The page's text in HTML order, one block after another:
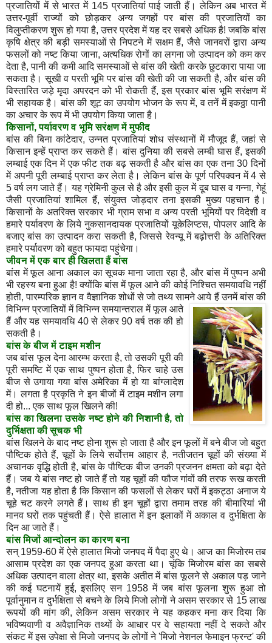
प्रजातियों में से भारत में 145 प्रजातियां पाई जाती हैं। लेकिन अब भारत में
उत्तर-पूर्वी राज्यों को छोड़कर अन्य जगहों पर बांस की प्रजातियों का
विलुप्तीकरण शुरू हो गया है, उत्तर प्रदेश में यह दर सबसे अधिक है! जबकि बांस
कृषि क्षेत्र की बड़ी समस्याओं से निपटने में सक्षम हैं, जैसे जानवरों द्वारा अन्य
फसलों को नष्ट किया जाना, अत्यधिक रोगों का लगना जो उत्पादन को कम कर
देता है, पानी की कमी आदि समस्याओं से बांस की खेती करके छुटकारा पाया जा
सकता है। सूखी व परती भूमि पर बांस की खेती की जा सकती है, और बांस की
विस्तारित जड़े मृदा अपरदन को भी रोकती हैं, इस प्रकार बांस भूमि सरंक्षण में
भी सहायक है। बांस की शूट का उपयोग भोजन के रूप में, व तनें में इकठ्ठा पानी
का अचार के रूप में भी उपयोग किया जाता है।
किसानों,पर्यावरण व भूमि सरंक्षण में मुफीद
बांस की बिना कांटेदार, उन्नत प्रजातियां शोध संस्थानों में मौजूद हैं, जहां से
किसान इन्हें प्राप्त कर सकते हैं। बांस दुनिया की सबसे लम्बी घास हैं, इसकी
लम्बाई एक दिन में एक फीट तक बढ़ सकती है और बांस का एक तना 30 दिनों
में अपनी पूरी लम्बाई प्राप्त कर लेता है। लेकिन बांस के पूर्ण परिपक्वन में 4 से
5 वर्ष लग जाते हैं। यह ग्रेमिनी कुल से है और इसी कुल में दूब घास व गन्ना, गेहूं
जैसी प्रजातियां शामिल हैं, संयुक्त जोड़दार तना इसकी मुख्य पहचान है।
किसानों के अतरिक्त सरकार भी ग्राम सभा व अन्य परती भूमियों पर विदेशी व
हमारे पर्यावरण के लिये नुकसानदायक प्रजातियों यूकेलिप्टस, पोपलर आदि के
बजाए बांस का उत्पादन करा सकती है, जिससे रेवन्यू में बढ़ोत्तरी के अतिरिक्त
हमारे पर्यावरण को बहुत फायदा पहुंचेगा।
जीवन में एक बार ही खिलता हैं बांस
बांस में फूल आना अकाल का सूचक माना जाता रहा है, और बांस में पुष्पन अभी
भी रहस्य बना हुआ है! क्योंकि बांस में फूल आने की कोई निश्चित समयावधि नहीं
होती, पारम्परिक ज्ञान व वैज्ञानिक शोधों से जो तथ्य सामने आये हैं उनमें बांस की
विभिन्न प्रजातियों में विभिन्न समयान्तराल में फूल आते
हैं और यह समयावधि 40 से लेकर 90 वर्ष तक की हो
सकती है।
बांस के बीज में टाइम मशीन
जब बांस फूल देना आरम्भ करता है, तो उसकी पूरी की
पूरी समष्टि में एक साथ पुष्पन होता है, फिर चाहे उस
बीज से उगाया गया बांस अमेरिका में हो या बांग्लादेश
में। लगता है प्रकृति ने इन बीजों में टाइम मशीन लगा
दी हो... एक साथ फूल खिलने की!
बांस का खिलना उसके नष्ट होने की निशानी है, तो
दुर्भिक्षता की सूचक भी
बांस खिलने के बाद नष्ट होना शुरू हो जाता है और इन फूलों में बने बीज जो बहुत
पौष्टिक होते हैं, चूहों के लिये सर्वोत्तम आहार है, नतीजतन चूहों की संख्या में
अचानक वृद्धि होती है, बांस के पौष्टिक बीज उनकी प्रजनन क्षमता को बढ़ा देते
हैं। जब ये बांस नष्ट हो जाते हैं तो यह चूहों की फौज गांवों की तरफ रूख करती
है, नतीजा यह होता है कि किसान की फसलों से लेकर घरों में इकट्ठा अनाज ये
चूहे चट करने लगते हैं। साथ ही इन चूहों द्वारा तमाम तरह की बीमारियां भी
मानव घरों तक पहुंचती हैं। ऐसे हालात में इन इलाकों में अकाल व दुर्भक्षिता के
दिन आ जाते हैं।
बांस मिजों आन्दोलन का कारण बना
सन् 1959-60 में ऐसे हालात मिजो जनपद में पैदा हुए थे। आज का मिजोरम तब
आसाम प्रदेश का एक जनपद हुआ करता था। चूंकि मिजोरम बांस का सबसे
अधिक उत्पादन वाला क्षेत्र था, इसके अतीत में बांस फूलने से अकाल पड़ जाने
की कई घटनायें हुई, इसलिए सन 1958 में जब बांस फूलना शुरू हुआ तो
पूर्वानुमान व दुर्भक्षिता से बचने के लिये मिजो लोगों ने असम सरकार से 15 लाख
रूपयों की मांग की, लेकिन असम सरकार ने यह कहकर मना कर दिया कि
भविष्यवाणी व अवैज्ञानिक तथ्यों के आधार पर वे सहायता नहीं दे सकते और
संकट में इस उपेक्षा से मिजो जनपद के लोगों ने 'मिजो नेशनल फेमाइन फ्रन्ट' की